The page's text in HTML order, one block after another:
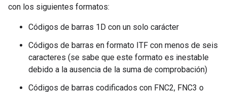
con los siguientes formatos:
Códigos de barras 1D con un solo carácter
Códigos de barras en formato ITF con menos de seis
caracteres (se sabe que este formato es inestable
debido a la ausencia de la suma de comprobación)
Códigos de barras codificados con FNC2, FNC3 o